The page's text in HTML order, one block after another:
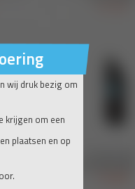
wij druk bezig om
krijgen om een
plaatsen en op